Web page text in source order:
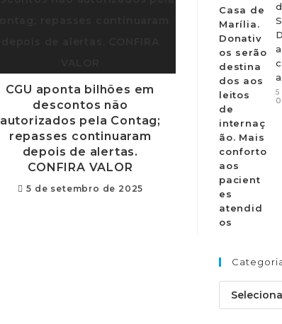
CGU aponta bilhões em
descontos não
autorizados pela Contag;
repasses continuaram
depois de alertas.
CONFIRA VALOR
5 de setembro de 2025
5
0